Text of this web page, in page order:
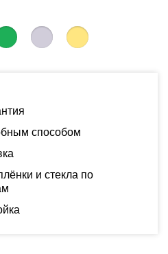
способом
и стекла по